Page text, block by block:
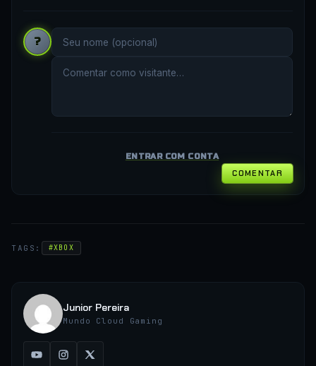
?
ENTRAR COM CONTA
COMENTAR
TAGS: #XBOX
Junior Pereira
Mundo Cloud Gaming